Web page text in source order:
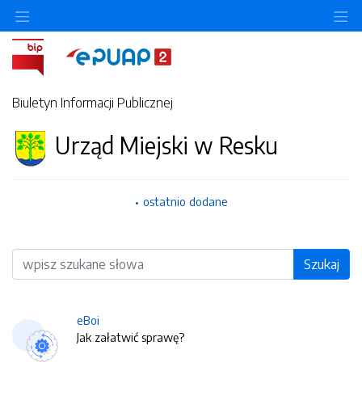
Biuletyn Informacji Publicznej
Urząd Miejski w Resku
ostatnio dodane
Wyszukiwarka Szukaj
eBoi
Jak załatwić sprawę?